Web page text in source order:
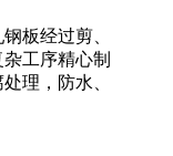
板经过剪、
工序精心制
理，防水、